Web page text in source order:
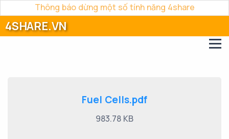
Thông báo dừng một số tính năng 4share
4SHARE.VN
Fuel Cells.pdf
983.78 KB